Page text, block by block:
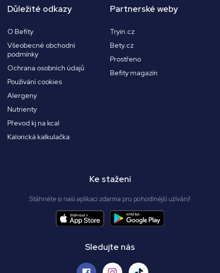
Důležité odkazy
O Befity
Všeobecné obchodní
podmínky
Ochrana osobních údajů
Používání cookies
Alergeny
Nutrienty
Převod kj na kcal
Kalorická kalkulačka
Partnerské weby
Tryin.cz
Bety.cz
Prostřeno
Befity magazín
Ke stažení
Stáhněte si naší aplikaci zdarma pro pohodlnější užívání!
Sledujte nás